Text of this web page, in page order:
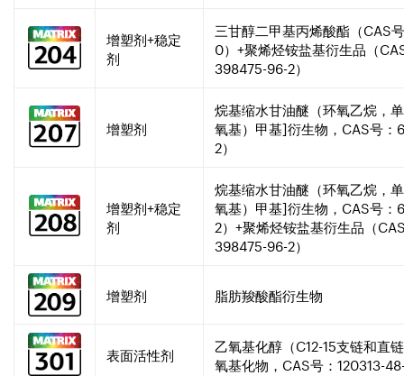
增塑剂+稳定
剂
三甘醇二甲基丙烯酸酯（CAS
0）+聚烯烃铵盐基衍生品（
398475-96-2）
增塑剂
烷基缩水甘油醚（环氧乙烷，
氧基）甲基]衍生物，CAS号：
2）
增塑剂+稳定
剂
烷基缩水甘油醚（环氧乙烷，
氧基）甲基]衍生物，CAS号：
2）+聚烯烃铵盐基衍生品（
398475-96-2）
增塑剂 脂肪羧酸酯衍生物
表面活性剂
乙氧基化醇（C12-15支链和直
氧基化物，CAS号：120313-